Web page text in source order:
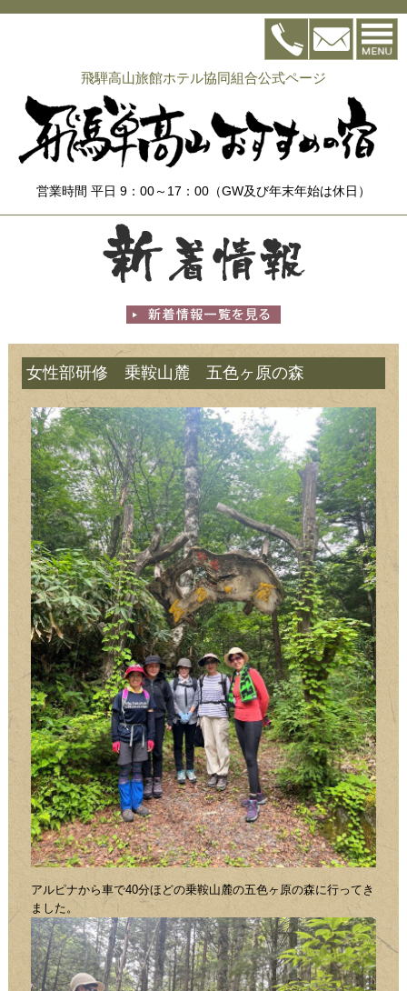
飛騨高山旅館ホテル協同組合公式ページ
営業時間 平日 9：00～17：00（GW及び年末年始は休日）
女性部研修 乗鞍山麓 五色ヶ原の森
アルピナから車で40分ほどの乗鞍山麓の五色ヶ原の森に行ってき
ました。